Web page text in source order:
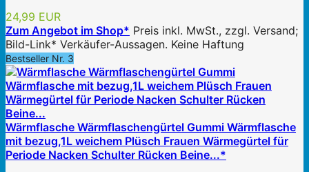
24,99 EUR
Zum Angebot im Shop* Preis inkl. MwSt., zzgl. Versand;
Bild-Link* Verkäufer-Aussagen. Keine Haftung
Bestseller Nr. 3
Wärmflasche Wärmflaschengürtel Gummi Wärmflasche
mit bezug,1L weichem Plüsch Frauen Wärmegürtel für
Periode Nacken Schulter Rücken Beine...*